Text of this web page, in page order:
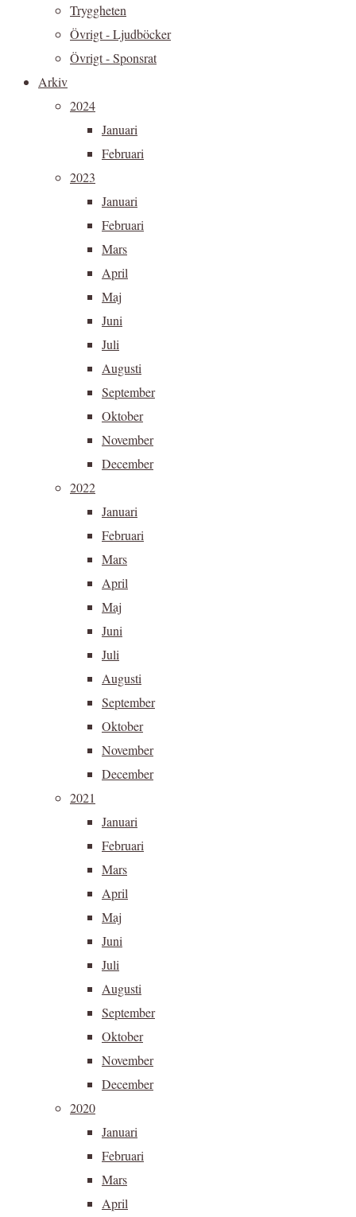
Tryggheten
Övrigt - Ljudböcker
Övrigt - Sponsrat
Arkiv
2024
Januari
Februari
2023
Januari
Februari
Mars
April
Maj
Juni
Juli
Augusti
September
Oktober
November
December
2022
Januari
Februari
Mars
April
Maj
Juni
Juli
Augusti
September
Oktober
November
December
2021
Januari
Februari
Mars
April
Maj
Juni
Juli
Augusti
September
Oktober
November
December
2020
Januari
Februari
Mars
April